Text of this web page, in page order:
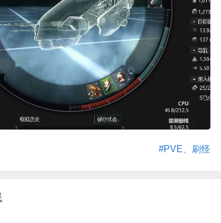
#PVE、刷怪